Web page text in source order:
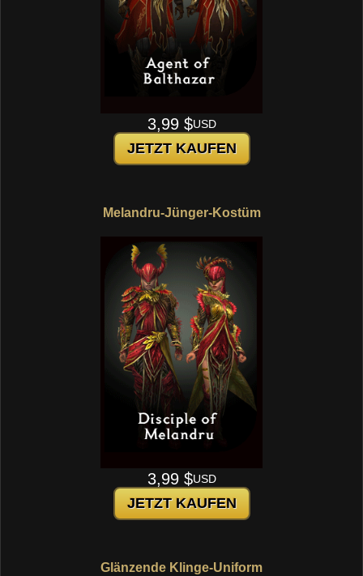
3,99 $USD
JETZT KAUFEN
Melandru-Jünger-Kostüm
3,99 $USD
JETZT KAUFEN
Glänzende Klinge-Uniform